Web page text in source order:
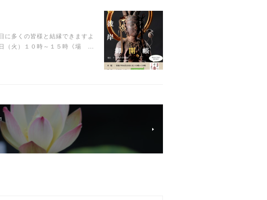
多くの皆様と結縁できますよ
（火）１０時～１５時《場 …